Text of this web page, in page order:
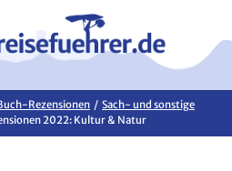
Rezensionen
Sach- und sonstige
2022: Kultur & Natur